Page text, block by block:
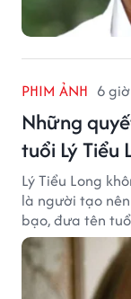
PHIM ẢNH 6
Những
tuổi Lý Tiểu
Lý Tiểu Long
là người tạo
bạo, đưa tên